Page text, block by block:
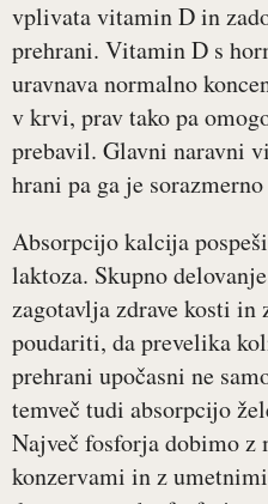
vplivata vitamin D in
prehrani. Vitamin D s
uravnava normalno
v krvi, prav tako pa
prebavil. Glavni naravni
hrani pa ga je
Absorpcijo kalcija
laktoza. Skupno
zagotavlja zdrave kosti in
poudariti, da prevelika
prehrani upočasni ne
temveč tudi absorpcijo
Največ fosforja dobimo z
konzervami in z